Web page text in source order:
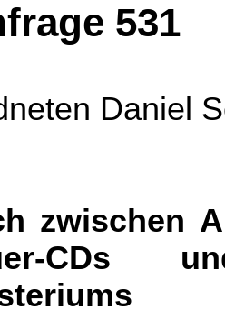
531
Daniel
zwischen
CDs